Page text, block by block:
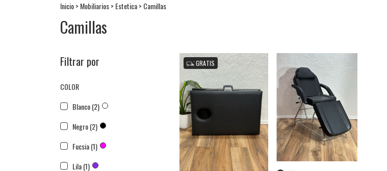
Inicio> Mobiliarios> Estetica> Camillas
Camillas
Filtrar por
COLOR
Blanco (2)
Negro (2)
Fucsia (1)
Lila (1)
GRATIS